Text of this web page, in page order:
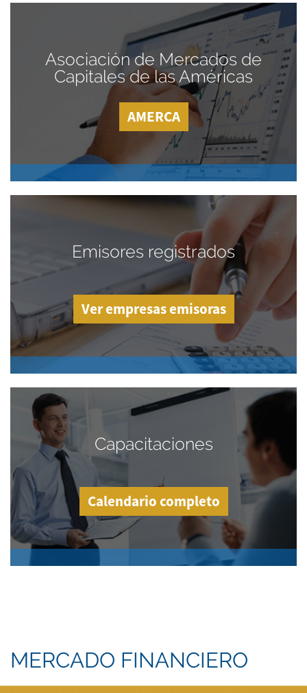
Asociación de Mercados de
Capitales de las Américas
AMERCA
Emisores registrados
Ver empresas emisoras
Capacitaciones
Calendario completo
MERCADO FINANCIERO